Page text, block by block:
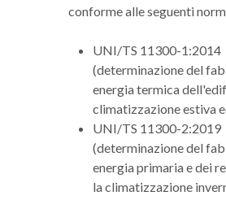
conforme alle seguenti
UNI/TS 11300-1:2014
(determinazione del
energia termica
climatizzazione estiva
UNI/TS 11300-2:2019
(determinazione del
energia primaria e dei
la climatizzazione